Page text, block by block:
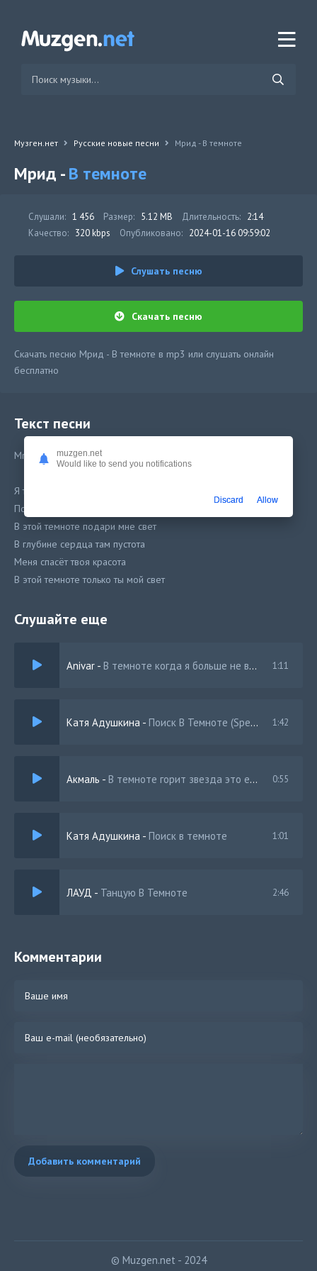
Музген.нет Русские новые песни Мрид - В темноте
Мрид -В темноте
Слушали: 1 456 Размер: 5.12 MB Длительность: 2:14
Качество: 320 kbps Опубликовано: 2024-01-16 09:59:02
Слушать песню
Скачать песню
Скачать песню Мрид - В темноте в mp3 или слушать онлайн
бесплатно
Текст песни
MriD - В темноте
Я так влюбился в твои глаза
Поставил свои чувства на тормоза
В этой темноте подари мне свет
В глубине сердца там пустота
Меня спасёт твоя красота
В этой темноте только ты мой свет
It’s my life я раздаю в mp3
It’s my life сам не понял как я полюбил
Оу бала открой мне свое дверце
Ты моя муза моя пьеса
Слушайте еще
Anivar - В темноте когда я больше не вижу свет 1:11
Катя Адушкина - Поиск В Темноте (Speed Up) 1:42
Акмаль - В темноте горит звезда это её глаза 0:55
Катя Адушкина - Поиск в темноте 1:01
ЛАУД - Танцую В Темноте 2:46
Комментарии
Добавить комментарий
© Muzgen.net - 2024
muzgen.net
Would like to send you notifications
Discard Allow